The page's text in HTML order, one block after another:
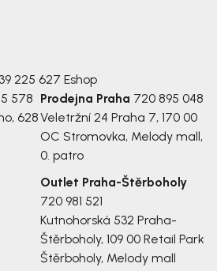
225 627 Eshop
578
628
Prodejna Praha 720 895 048
Veletržní 24 Praha 7, 170 00
OC Stromovka, Melody mall,
0. patro
Outlet Praha-Štěrboholy
720 981 521
Kutnohorská 532 Praha-
Štěrboholy, 109 00 Retail Park
Štěrboholy, Melody mall